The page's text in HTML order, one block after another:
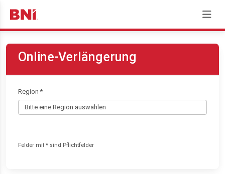
Online-Verlängerung
Region *
Felder mit * sind Pflichtfelder